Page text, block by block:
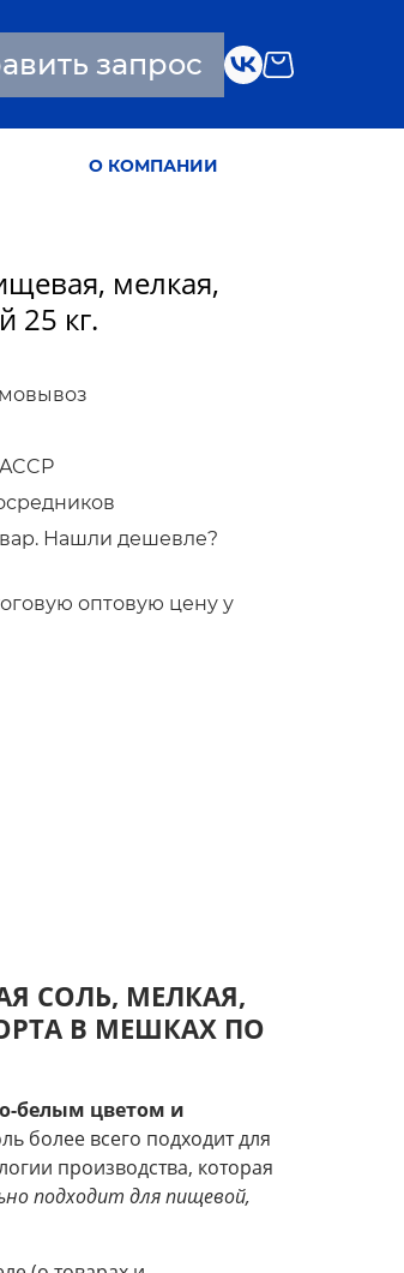
запрос
О КОМПАНИИ
мелкая,
25 кг.
Нашли дешевле?
оптовую цену у
СОЛЬ, МЕЛКАЯ,
В МЕШКАХ ПО
белым цветом и
более всего подходит для
производства, которая
подходит для пищевой,